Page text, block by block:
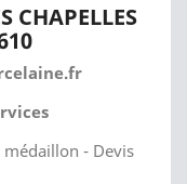
CHAPELLES
- Devis